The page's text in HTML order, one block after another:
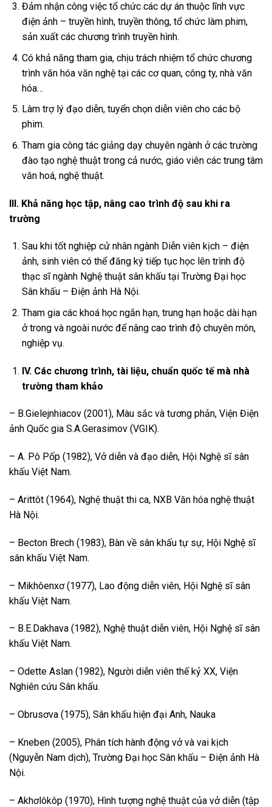
Đảm nhận công việc tổ chức các dự án thuộc lĩnh vực
điện ảnh – truyền hình, truyền thông, tổ chức làm phim,
sản xuất các chương trình truyền hình.
Có khả năng tham gia, chịu trách nhiệm tổ chức chương
trình văn hóa văn nghệ tại các cơ quan, công ty, nhà văn
hóa…
Làm trợ lý đạo diễn, tuyển chọn diễn viên cho các bộ
phim.
Tham gia công tác giảng dạy chuyên ngành ở các trường
đào tạo nghệ thuật trong cả nước, giáo viên các trung tâm
văn hoá, nghệ thuật.
III. Khả năng học tập, nâng cao trình độ sau khi ra
trường
Sau khi tốt nghiệp cử nhân ngành Diễn viên kịch – điện
ảnh, sinh viên có thể đăng ký tiếp tục học lên trình độ
thạc sĩ ngành Nghệ thuật sân khấu tại Trường Đại học
Sân khấu – Điện ảnh Hà Nội.
Tham gia các khoá học ngắn hạn, trung hạn hoặc dài hạn
ở trong và ngoài nước để nâng cao trình độ chuyên môn,
nghiệp vụ.
IV. Các chương trình, tài liệu, chuẩn quốc tế mà nhà
trường tham khảo
– B.Gielejnhiacov (2001), Màu sắc và tương phản, Viện Điện
ảnh Quốc gia S.A.Gerasimov (VGIK).
– A. Pô Pốp (1982), Vở diễn và đạo diễn, Hội Nghệ sĩ sân
khấu Việt Nam.
– Arittôt (1964), Nghệ thuật thi ca, NXB Văn hóa nghệ thuật
Hà Nội.
– Becton Brech (1983), Bàn về sân khấu tự sự, Hội Nghệ sĩ
sân khấu Việt Nam.
– Mikhôenxơ (1977), Lao động diễn viên, Hội Nghệ sĩ sân
khấu Việt Nam.
– B.E.Dakhava (1982), Nghệ thuật diễn viên, Hội Nghệ sĩ sân
khấu Việt Nam.
– Odette Aslan (1982), Người diễn viên thế kỷ XX, Viện
Nghiên cứu Sân khấu.
– Obrusơva (1975), Sân khấu hiện đại Anh, Nauka
– Kneben (2005), Phân tích hành động vở và vai kịch
(Nguyễn Nam dịch), Trường Đại học Sân khấu – Điện ảnh Hà
Nội.
– Akhơlôkôp (1970), Hình tượng nghệ thuật của vở diễn (tập